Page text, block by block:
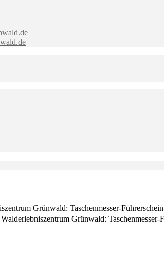
Grünwald: Taschenmesser-
Grünwald: